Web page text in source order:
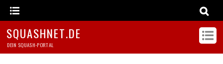
SQUASHNET.DE
DEIN SQUASH-PORTAL